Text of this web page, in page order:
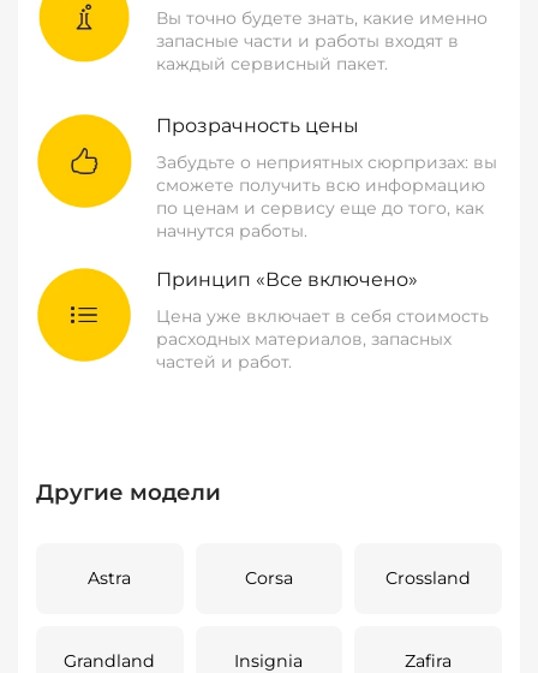
Вы точно будете знать, какие именно
запасные части и работы входят в
каждый сервисный пакет.
Прозрачность цены
Забудьте о неприятных сюрпризах: вы
сможете получить всю информацию
по ценам и сервису еще до того, как
начнутся работы.
Принцип «Все включено»
Цена уже включает в себя стоимость
расходных материалов, запасных
частей и работ.
Другие модели
Astra Corsa Crossland
Grandland Insignia Zafira